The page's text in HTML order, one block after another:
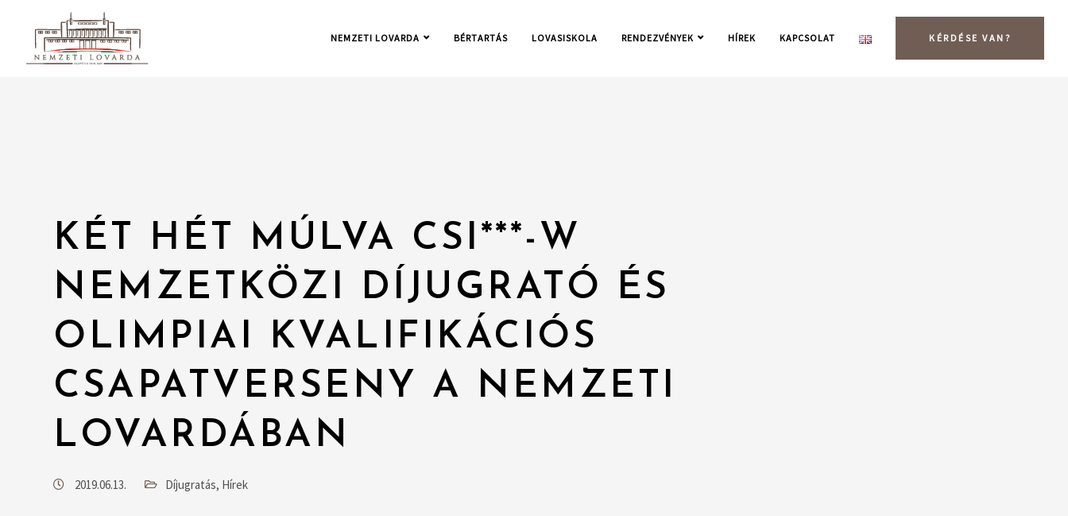
NEMZETI LOVARDA BÉRTARTÁS LOVASISKOLA RENDEZVÉNYEK HÍREK KAPCSOLAT KÉRDÉSE VAN?
KÉT HÉT MÚLVA CSI***-W
NEMZETKÖZI DÍJUGRATÓ ÉS
OLIMPIAI KVALIFIKÁCIÓS
CSAPATVERSENY A NEMZETI
LOVARDÁBAN
2019.06.13. Díjugratás, Hírek